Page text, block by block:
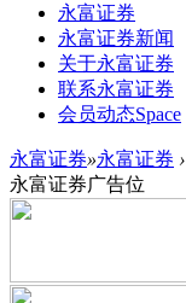
永富证券
永富证券新闻
关于永富证券
联系永富证券
会员动态Space
永富证券»永富证券 ›
永富证券广告位